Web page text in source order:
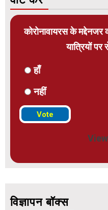
कोरोनावायरस के
यात्रियों पर
हाँ
नहीं
विज्ञापन बॉक्स